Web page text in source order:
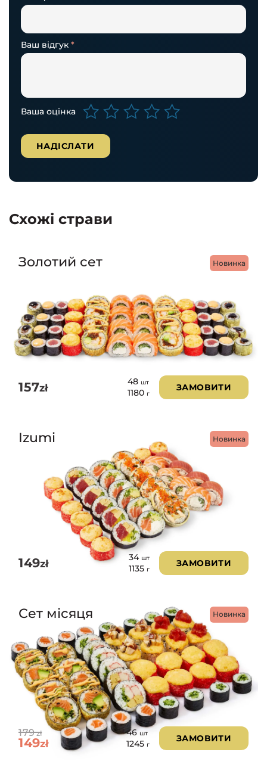
Ваша оцінка
Ваш відгук *
Схожі страви
Новинка
Золотий сет
157zł
48 шт
1180 г
ЗАМОВИТИ
Новинка
Izumi
149zł
34 шт
1135 г
ЗАМОВИТИ
Новинка
Сет місяця
179zł
149zł
46шт
1245 г
ЗАМОВИТИ